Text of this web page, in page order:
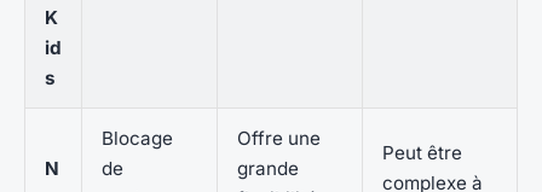
K
id
s
N
Blocage
de
Offre une
grande
Peut être
complexe à